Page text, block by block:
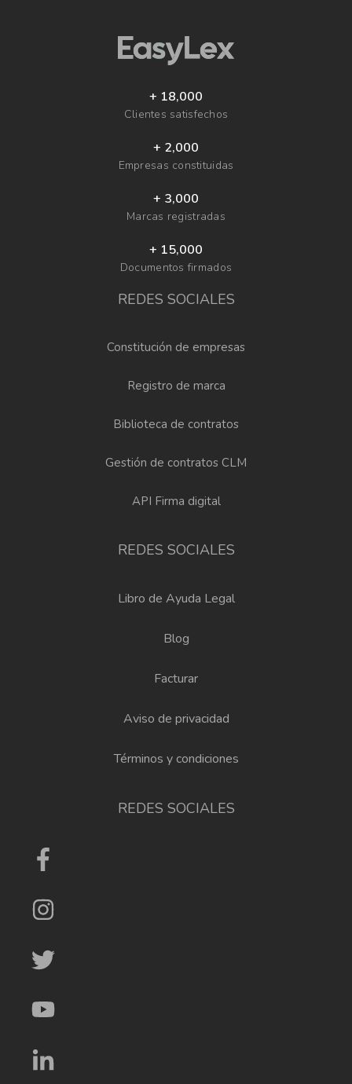
+ 18,000
Clientes satisfechos
+ 2,000
Empresas constituidas
+ 3,000
Marcas registradas
+ 15,000
Documentos firmados
REDES SOCIALES
Constitución de empresas
Registro de marca
Biblioteca de contratos
Gestión de contratos CLM
API Firma digital
REDES SOCIALES
Libro de Ayuda Legal
Blog
Facturar
Aviso de privacidad
Términos y condiciones
REDES SOCIALES